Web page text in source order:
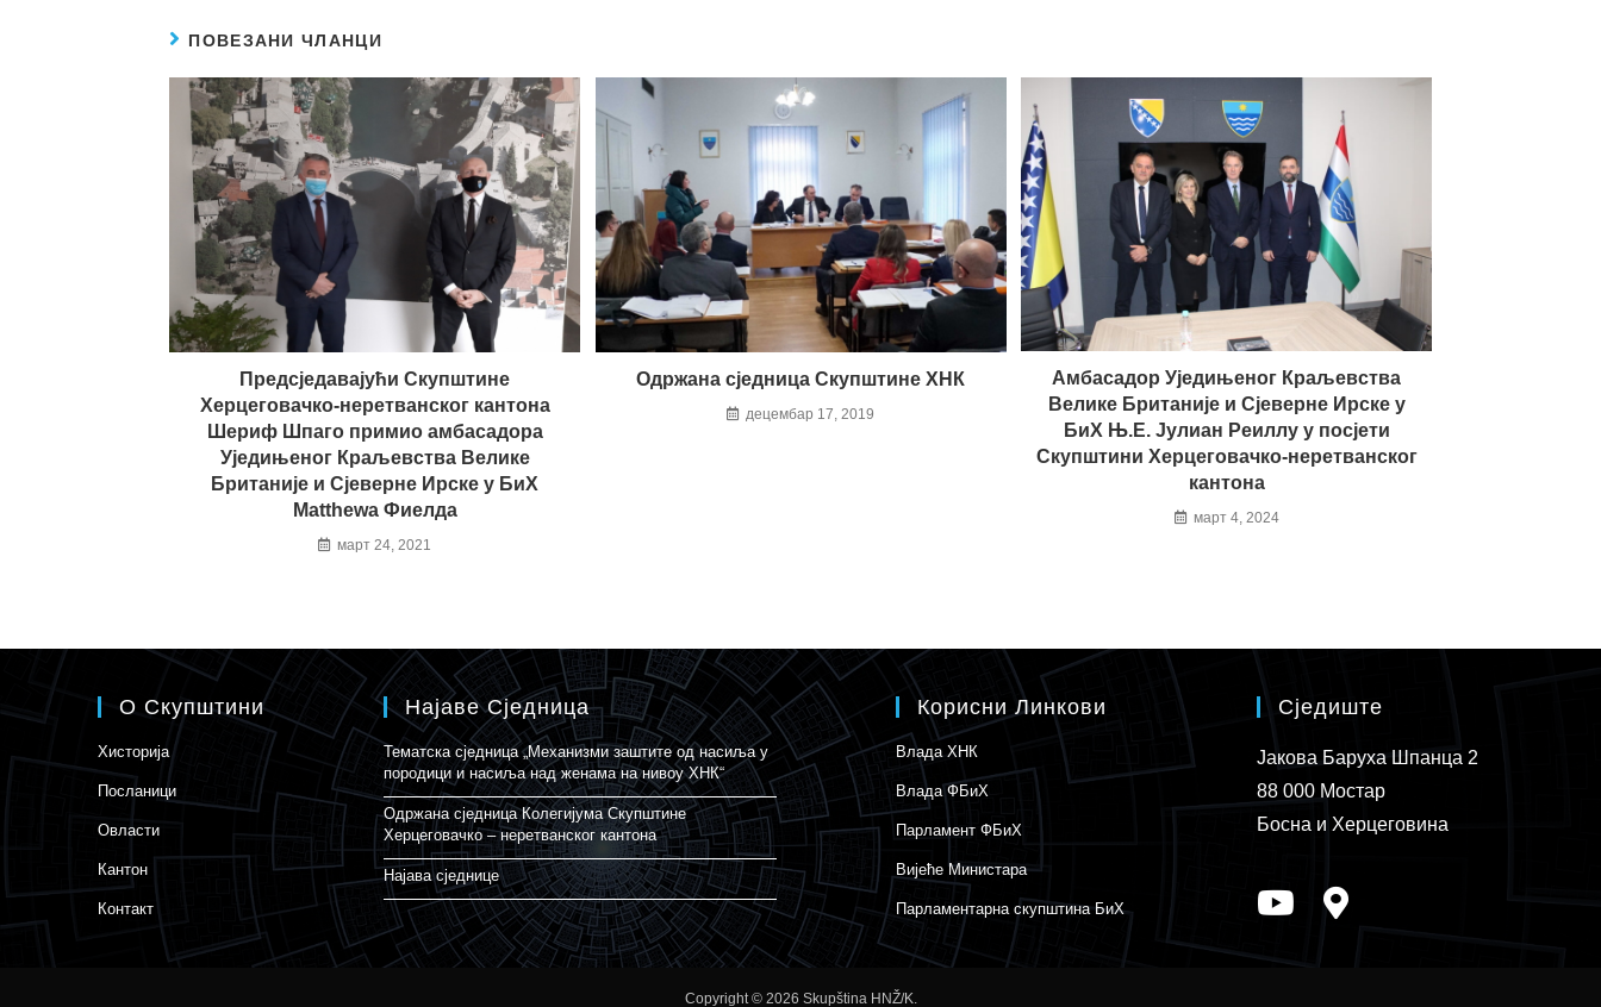
ПОВЕЗАНИ ЧЛАНЦИ
Предсједавајући Скупштине
Херцеговачко-неретванског кантона
Шериф Шпаго примио амбасадора
Уједињеног Краљевства Велике
Британије и Сјеверне Ирске у БиХ
Matthewa Фиелда
март 24, 2021
Одржана сједница Скупштине ХНК
децембар 17, 2019
Амбасадор Уједињеног Краљевства
Велике Британије и Сјеверне Ирске у
БиХ Њ.Е. Јулиан Реиллy у посјети
Скупштини Херцеговачко-неретванског
кантона
март 4, 2024
О Скупштини
Хисторија
Посланици
Овласти
Кантон
Контакт
Најаве Сједница
Тематска сједница „Механизми заштите од насиља у
породици и насиља над женама на нивоу ХНК“
Одржана сједница Колегијума Скупштине
Херцеговачко – неретванског кантона
Најава сједнице
Корисни Линкови
Влада ХНК
Влада ФБиХ
Парламент ФБиХ
Вијеће Министара
Парламентарна скупштина БиХ
Сједиште
Јакова Баруха Шпанца 2
88 000 Мостар
Босна и Херцеговина
Copyright © 2026 Skupština HNŽ/K.